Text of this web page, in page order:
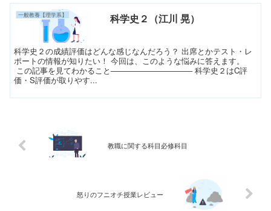
一般教養【理学系】 科学史２（江川 晃）
科学史２の成績評価はどんな感じなんだろう？ 出席とかテスト・レ
ポートの情報が知りたい！ 今回は、このような悩みに答えます。
この記事を見てわかること─────────────── 科学史２はC評
価・S評価が取りやす...
教職に関する科目必修科目
怒りのフニオチ授業レビュー